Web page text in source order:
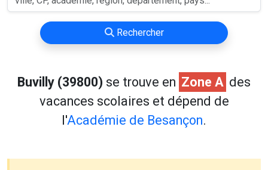
Rechercher
Buvilly (39800) se trouve en Zone A des
vacances scolaires et dépend de
l'Académie de Besançon.